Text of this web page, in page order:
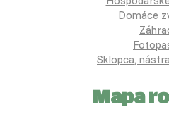
Domáce
Sklopca,
Mapa